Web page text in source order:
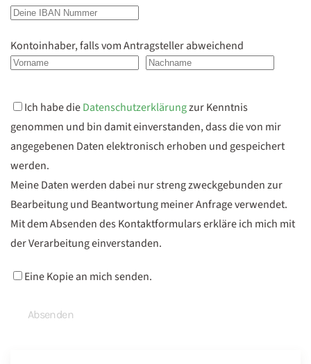
Kontoinhaber, falls vom Antragsteller abweichend
Ich habe dieDatenschutzerklärungzur Kenntnis
genommen und bin damit einverstanden, dass die von mir
angegebenen Daten elektronisch erhoben und gespeichert
werden.
Meine Daten werden dabei nur streng zweckgebunden zur
Bearbeitung und Beantwortung meiner Anfrage verwendet.
Mit dem Absenden des Kontaktformulars erkläre ich mich mit
der Verarbeitung einverstanden.
Eine Kopie an mich senden.
Absenden